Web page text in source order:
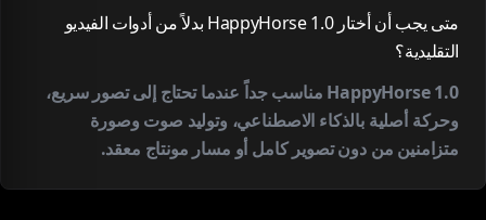
متى يجب أن أختار HappyHorse 1.0 بدلاً من أدوات الفيديو
التقليدية؟
HappyHorse 1.0 مناسب جداً عندما تحتاج إلى تصور سريع،
وحركة أصلية بالذكاء الاصطناعي، وتوليد صوت وصورة
متزامنين من دون تصوير كامل أو مسار مونتاج معقد.